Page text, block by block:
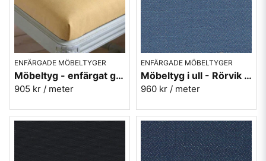
ENFÄRGADE MÖBELTYGER
Möbeltyg - enfärgat gul - Lill nr.125
905 kr / meter
ENFÄRGADE MÖBELTYGER
Möbeltyg i ull - Rörvik mellanblå nr.56 - Berghem
960 kr / meter